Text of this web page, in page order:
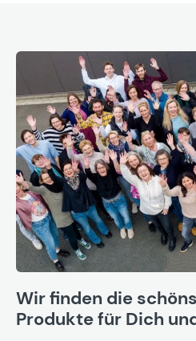
Wir finden die
Produkte für Dich